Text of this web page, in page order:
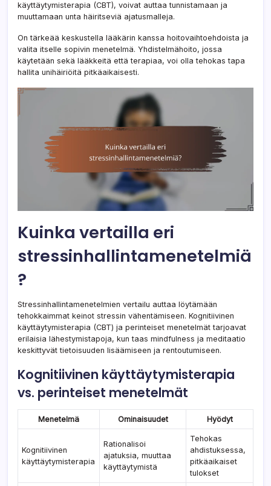
käyttäytymisterapia (CBT), voivat auttaa tunnistamaan ja
muuttamaan unta häiritseviä ajatusmalleja.
On tärkeää keskustella lääkärin kanssa hoitovaihtoehdoista ja
valita itselle sopivin menetelmä. Yhdistelmähoito, jossa
käytetään sekä lääkkeitä että terapiaa, voi olla tehokas tapa
hallita unihäiriöitä pitkäaikaisesti.
Kuinka vertailla eri
stressinhallintamenetelmiä
?
Stressinhallintamenetelmien vertailu auttaa löytämään
tehokkaimmat keinot stressin vähentämiseen. Kognitiivinen
käyttäytymisterapia (CBT) ja perinteiset menetelmät tarjoavat
erilaisia lähestymistapoja, kun taas mindfulness ja meditaatio
keskittyvät tietoisuuden lisäämiseen ja rentoutumiseen.
Kognitiivinen käyttäytymisterapia
vs. perinteiset menetelmät
Menetelmä Ominaisuudet Hyödyt
Kognitiivinen
käyttäytymisterapia
Rationalisoi
ajatuksia, muuttaa
käyttäytymistä
Tehokas
ahdistuksessa,
pitkäaikaiset
tulokset